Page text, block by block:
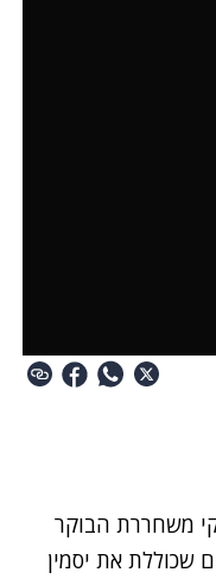
משחררת הבוקר
שכוללת את יסמין